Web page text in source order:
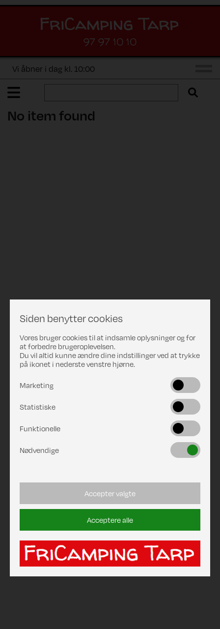
97 97 10 10
Vi åbner i dag kl. 10:00
No item found
Siden benytter cookies
Vores bruger cookies til at indsamle oplysninger og for
at forbedre brugeroplevelsen.
Du vil altid kunne ændre dine indstillinger ved at trykke
på ikonet i nederste venstre hjørne.
Marketing
Statistiske
Funktionelle
Nødvendige
Accepter valgte
Acceptere alle